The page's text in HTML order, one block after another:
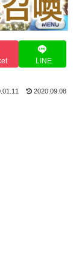
LINE
2020.09.08